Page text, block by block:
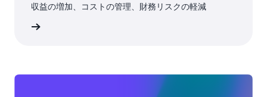
収益の増加、コストの管理、財務リスクの軽減